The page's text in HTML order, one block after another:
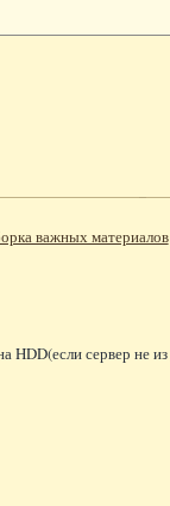
важных материалов
HDD(если сервер не из